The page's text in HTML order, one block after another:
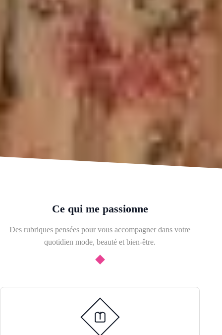
Ce qui me passionne
Des rubriques pensées pour vous accompagner dans votre
quotidien mode, beauté et bien-être.